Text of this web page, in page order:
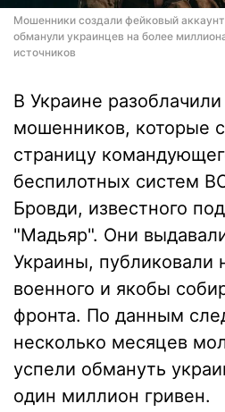
Мошенники создали фейковый
обманули украинцев на более
источников
В Украине разоблачили
мошенников, которые
страницу
беспилотных систем
Бровди, известного
"Мадьяр". Они
Украины, публиковали
военного и якобы
фронта. По данным
несколько месяцев
успели обмануть
один миллион гривен.